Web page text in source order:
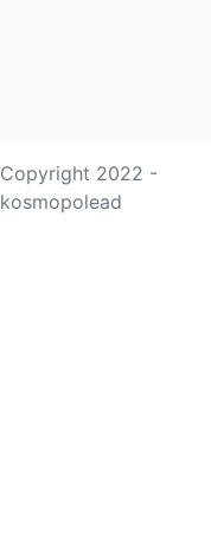
Copyright 2022 -
kosmopolead